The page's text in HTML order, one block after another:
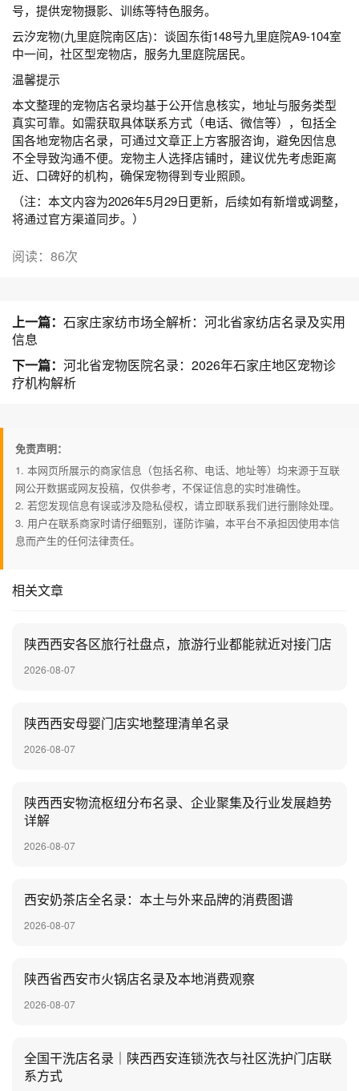
号，提供宠物摄影、训练等特色服务。
云汐宠物(九里庭院南区店)：谈固东街148号九里庭院A9-104室
中一间，社区型宠物店，服务九里庭院居民。
温馨提示
本文整理的宠物店名录均基于公开信息核实，地址与服务类型
真实可靠。如需获取具体联系方式（电话、微信等），包括全
国各地宠物店名录，可通过文章正上方客服咨询，避免因信息
不全导致沟通不便。宠物主人选择店铺时，建议优先考虑距离
近、口碑好的机构，确保宠物得到专业照顾。
（注：本文内容为2026年5月29日更新，后续如有新增或调整，
将通过官方渠道同步。）
阅读：86次
上一篇： 石家庄家纺市场全解析：河北省家纺店名录及实用
信息
下一篇： 河北省宠物医院名录：2026年石家庄地区宠物诊
疗机构解析
免责声明：
1. 本网页所展示的商家信息（包括名称、电话、地址等）均来源于互联
网公开数据或网友投稿，仅供参考，不保证信息的实时准确性。
2. 若您发现信息有误或涉及隐私侵权，请立即联系我们进行删除处理。
3. 用户在联系商家时请仔细甄别，谨防诈骗，本平台不承担因使用本信
息而产生的任何法律责任。
相关文章
陕西西安各区旅行社盘点，旅游行业都能就近对接门店
2026-08-07
陕西西安母婴门店实地整理清单名录
2026-08-07
陕西西安物流枢纽分布名录、企业聚集及行业发展趋势
详解
2026-08-07
‌西安奶茶店全名录：本土与外来品牌的消费图谱
2026-08-07
陕西省西安市火锅店名录及本地消费观察
2026-08-07
全国干洗店名录｜陕西西安连锁洗衣与社区洗护门店联
系方式